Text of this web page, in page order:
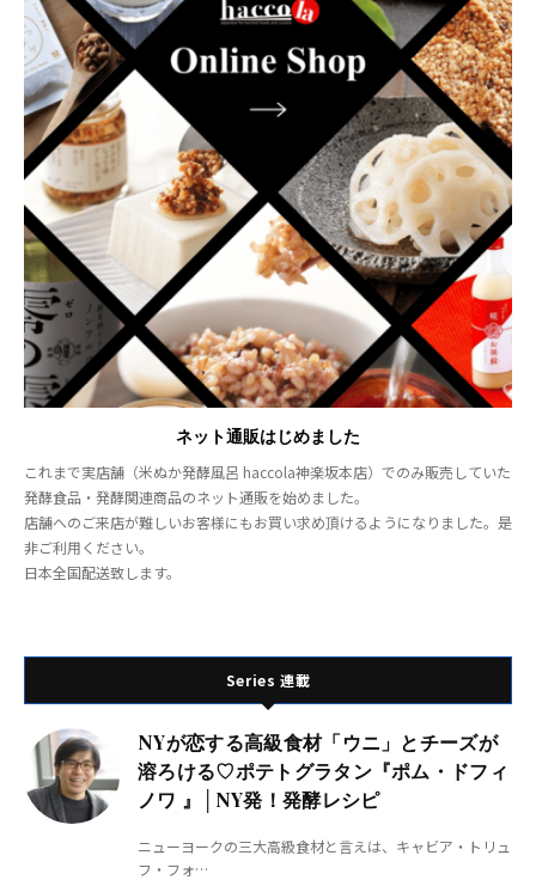
ネット通販はじめました
これまで実店舗（米ぬか発酵風呂 haccola神楽坂本店）でのみ販売していた
発酵食品・発酵関連商品のネット通販を始めました。
店舗へのご来店が難しいお客様にもお買い求め頂けるようになりました。是
非ご利用ください。
日本全国配送致します。
Series 連載
NYが恋する高級食材「ウニ」とチーズが
溶ろける♡ポテトグラタン『ポム・ドフィ
ノワ 』│NY発！発酵レシピ
ニューヨークの三大高級食材と言えは、キャビア・トリュ
フ・フォ…